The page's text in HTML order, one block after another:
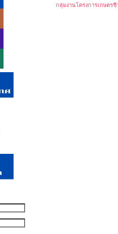
กลุ่มงานโครงการเกษตรชี